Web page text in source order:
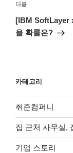
다
음
글
다음
[IBM SoftLayer
을 확률은?
카테고리
취준컴퍼니
집 근처 사무실,
기업 스토리